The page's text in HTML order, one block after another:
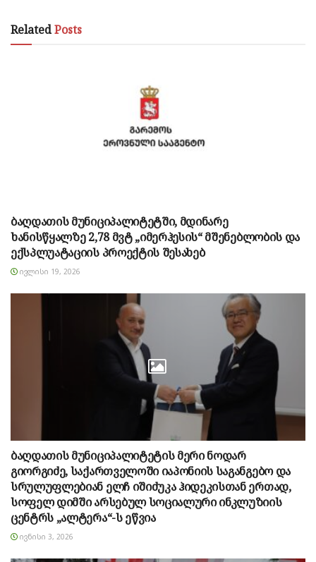
RelatedPosts
ბაღდათის მუნიციპალიტეტში, მდინარე
ხანისწყალზე 2,78 მვტ „იმერჰესის“ მშენებლობის და
ექსპლუატაციის პროექტის შესახებ
ᲘᲕᲚᲘᲡᲘ 19, 2026
ბაღდათის მუნიციპალიტეტის მერი ნოდარ
გიორგიძე, საქართველოში იაპონიის საგანგებო და
სრულუფლებიან ელჩ იშიძუკა ჰიდეკისთან ერთად,
სოფელ დიმში არსებულ სოციალური ინკლუზიის
ცენტრს „ალტერა“-ს ეწვია
ᲘᲕᲜᲘᲡᲘ 3, 2026